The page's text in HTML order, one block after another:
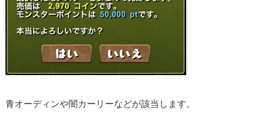
青オーディンや闇カーリーなどが該当します。